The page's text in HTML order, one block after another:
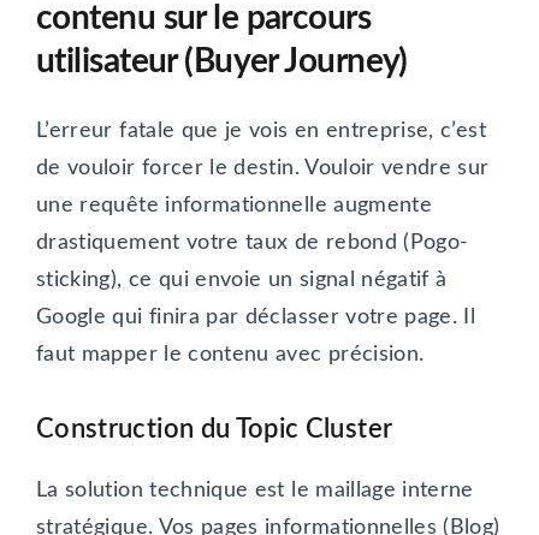
contenu sur le parcours
utilisateur (Buyer Journey)
L’erreur fatale que je vois en entreprise, c’est
de vouloir forcer le destin. Vouloir vendre sur
une requête informationnelle augmente
drastiquement votre taux de rebond (Pogo-
sticking), ce qui envoie un signal négatif à
Google qui finira par déclasser votre page. Il
faut mapper le contenu avec précision.
Construction du Topic Cluster
La solution technique est le maillage interne
stratégique. Vos pages informationnelles (Blog)